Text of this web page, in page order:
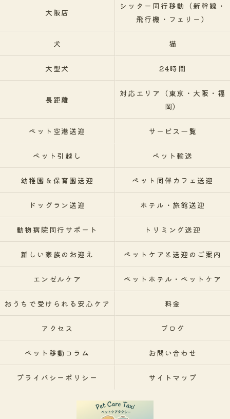
大阪店
シッター同行移動（新幹線・
飛行機・フェリー）
犬 猫
大型犬 24時間
長距離
対応エリア（東京・大阪・福
岡）
ペット空港送迎 サービス一覧
ペット引越し ペット輸送
幼稚園＆保育園送迎 ペット同伴カフェ送迎
ドッグラン送迎 ホテル・旅館送迎
動物病院同行サポート トリミング送迎
新しい家族のお迎え ペットケアと送迎のご案内
エンゼルケア ペットホテル・ペットケア
おうちで受けられる安心ケア 料金
アクセス ブログ
ペット移動コラム お問い合わせ
プライバシーポリシー サイトマップ